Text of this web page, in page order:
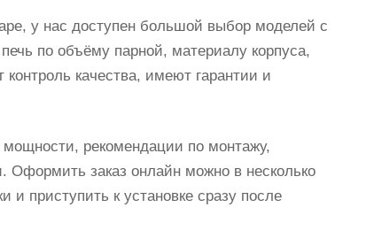
у нас доступен большой выбор моделей с
по объёму парной, материалу корпуса,
качества, имеют гарантии и
рекомендации по монтажу,
заказ онлайн можно в несколько
и приступить к установке сразу после